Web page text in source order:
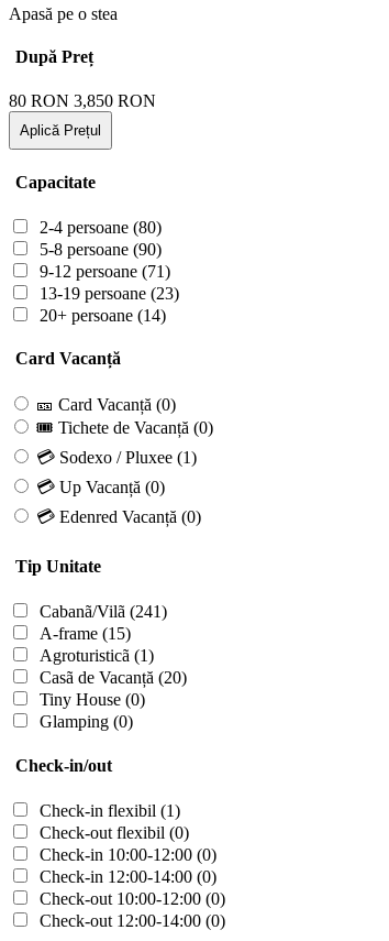
Apasă pe o stea
După Preț
80 RON 3,850 RON
Aplică Prețul
Capacitate
2-4 persoane (80)
5-8 persoane (90)
9-12 persoane (71)
13-19 persoane (23)
20+ persoane (14)
Card Vacanță
🎫 Card Vacanță (0)
🎟 Tichete de Vacanță (0)
💳 Sodexo / Pluxee (1)
💳 Up Vacanță (0)
💳 Edenred Vacanță (0)
Tip Unitate
Cabanã/Vilã (241)
A-frame (15)
Agroturisticã (1)
Casã de Vacanță (20)
Tiny House (0)
Glamping (0)
Check-in/out
Check-in flexibil (1)
Check-out flexibil (0)
Check-in 10:00-12:00 (0)
Check-in 12:00-14:00 (0)
Check-out 10:00-12:00 (0)
Check-out 12:00-14:00 (0)